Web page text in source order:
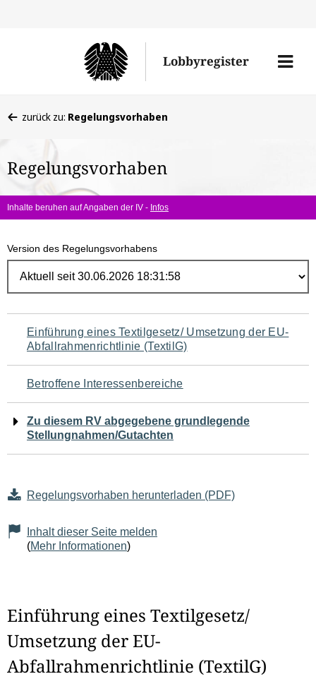
Lobbyregister
Menü
befinden
hier:
zurück zu: Regelungsvorhaben
Regelungsvorhaben
Inhalte beruhen auf Angaben der IV - Infos
Version des Regelungsvorhabens
Navigation
für
den
Seiteninhalt
Einführung eines Textilgesetz/ Umsetzung der EU-
Abfallrahmenrichtlinie (TextilG)
Betroffene Interessenbereiche
Zu diesem RV abgegebene grundlegende
Stellungnahmen/Gutachten
Regelungsvorhaben herunterladen (PDF)
Inhalt dieser Seite melden
(Mehr Informationen)
Einführung eines Textilgesetz/
Umsetzung der EU-
Abfallrahmenrichtlinie (TextilG)